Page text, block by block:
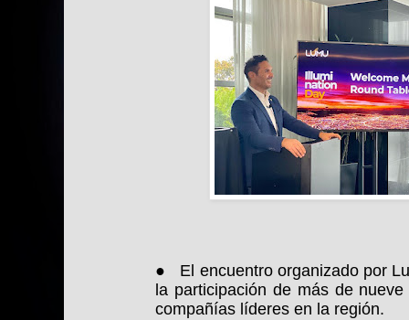
●
El encuentro organizado por
la participación de más de
compañías líderes en la región.